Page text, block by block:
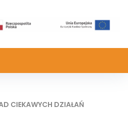
CIEKAWYCH DZIAŁAŃ